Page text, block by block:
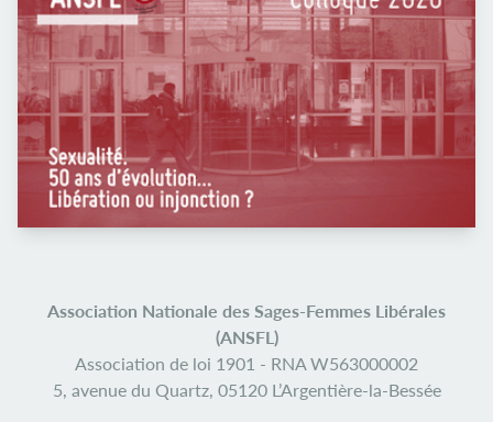
Association Nationale des Sages-Femmes Libérales
(ANSFL)
Association de loi 1901 - RNA W563000002
5, avenue du Quartz, 05120 L’Argentière-la-Bessée